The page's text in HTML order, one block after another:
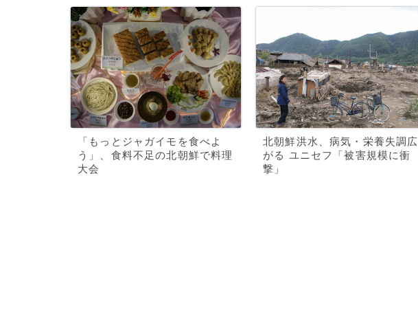
「もっとジャガイモを食べよ
う」、食料不足の北朝鮮で料理
大会
北朝鮮洪水、病気・栄養失調広
がる ユニセフ「被害規模に衝
撃」